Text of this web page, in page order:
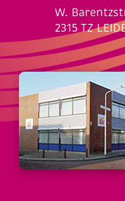
W.
2315 TZ